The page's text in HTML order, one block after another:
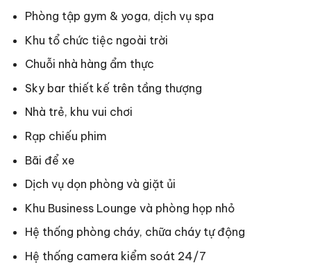
Phòng tập gym & yoga, dịch vụ spa
Khu tổ chức tiệc ngoài trời
Chuỗi nhà hàng ẩm thực
Sky bar thiết kế trên tầng thượng
Nhà trẻ, khu vui chơi
Rạp chiếu phim
Bãi để xe
Dịch vụ dọn phòng và giặt ủi
Khu Business Lounge và phòng họp nhỏ
Hệ thống phòng cháy, chữa cháy tự động
Hệ thống camera kiểm soát 24/7